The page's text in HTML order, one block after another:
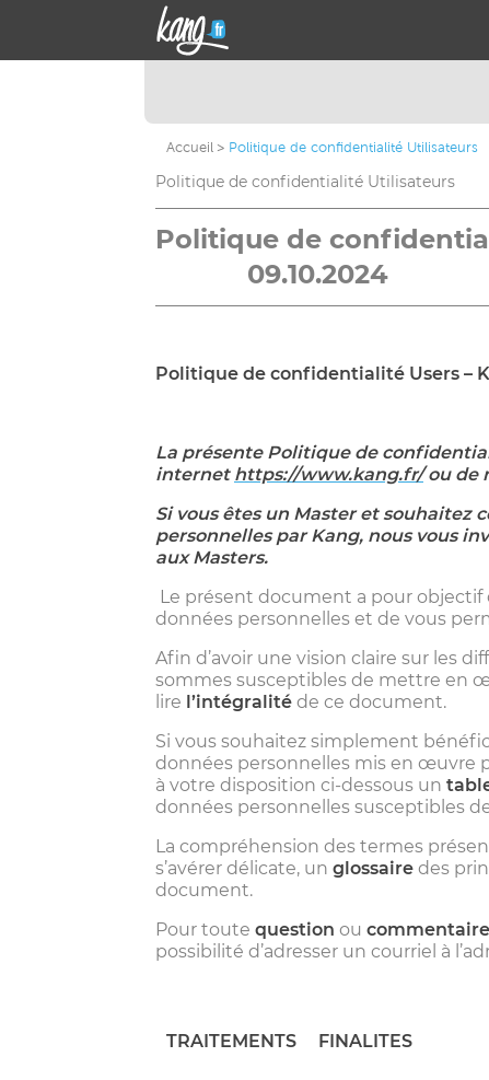
Accueil Politique de confidentialité Utilisateurs
Politique de confidentialité Utilisateurs
Politique de
09.10.2024
Politique de confidentialité Users –
La présente Politique de
internet https://www.kang.fr/ou de
Si vous êtes un Master et souhaitez
personnelles par Kang, nous vous
aux Masters.
Le présent document a pour objectif
données personnelles et de vous
Afin d’avoir une vision claire sur les
sommes susceptibles de mettre en
lire l’intégralité de ce document.
Si vous souhaitez simplement
données personnelles mis en œuvre
à votre disposition ci-dessous un
données personnelles susceptibles
La compréhension des termes
s’avérer délicate, un glossaire des
document.
Pour toute question ou commentaire
possibilité d’adresser un courriel à
TRAITEMENTS FINALITES